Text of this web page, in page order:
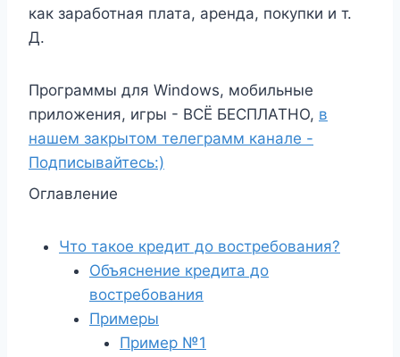
как заработная плата, аренда, покупки и т.
Д.
Программы для Windows, мобильные
приложения, игры - ВСЁ БЕСПЛАТНО, в
нашем закрытом телеграмм канале -
Подписывайтесь:)
Оглавление
Что такое кредит до востребования?
Объяснение кредита до
востребования
Примеры
Пример №1